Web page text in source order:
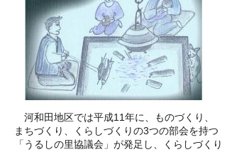
河和田地区では平成11年に、ものづくり、
まちづくり、くらしづくりの3つの部会を持つ
「うるしの里協議会」が発足し、くらしづくり